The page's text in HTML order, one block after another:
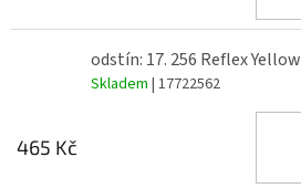
odstín: 17. 256 Reflex Yellow
Skladem | 17722562
465 Kč